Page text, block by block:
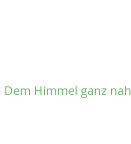
Dem Himmel ganz nah